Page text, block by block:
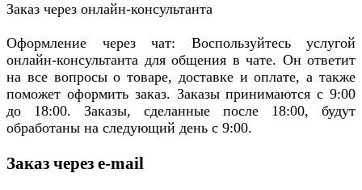
Заказ через онлайн-консультанта
Оформление через чат: Воспользуйтесь услугой
онлайн-консультанта для общения в чате. Он ответит
на все вопросы о товаре, доставке и оплате, а также
поможет оформить заказ. Заказы принимаются с 9:00
до 18:00. Заказы, сделанные после 18:00, будут
обработаны на следующий день с 9:00.
Заказ через e-mail